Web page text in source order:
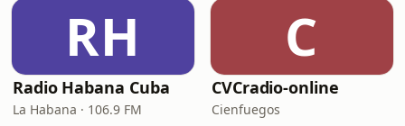
RH
Radio Habana Cuba
La Habana · 106.9 FM
C
CVCradio-online
Cienfuegos